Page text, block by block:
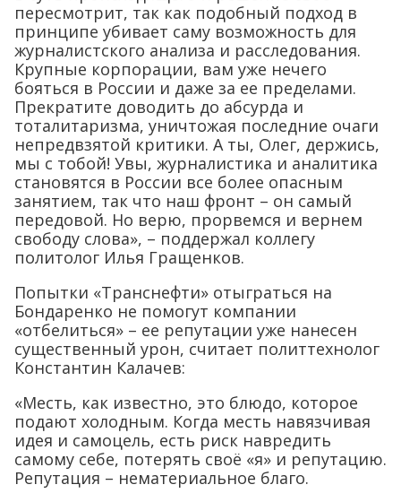
пересмотрит, так как подобный подход в
принципе убивает саму возможность для
журналистского анализа и расследования.
Крупные корпорации, вам уже нечего
бояться в России и даже за ее пределами.
Прекратите доводить до абсурда и
тоталитаризма, уничтожая последние очаги
непредвзятой критики. А ты, Олег, держись,
мы с тобой! Увы, журналистика и аналитика
становятся в России все более опасным
занятием, так что наш фронт – он самый
передовой. Но верю, прорвемся и вернем
свободу слова», – поддержал коллегу
политолог Илья Гращенков.
Попытки «Транснефти» отыграться на
Бондаренко не помогут компании
«отбелиться» – ее репутации уже нанесен
существенный урон, считает политтехнолог
Константин Калачев:
«Месть, как известно, это блюдо, которое
подают холодным. Когда месть навязчивая
идея и самоцель, есть риск навредить
самому себе, потерять своё «я» и репутацию.
Репутация – нематериальное благо.